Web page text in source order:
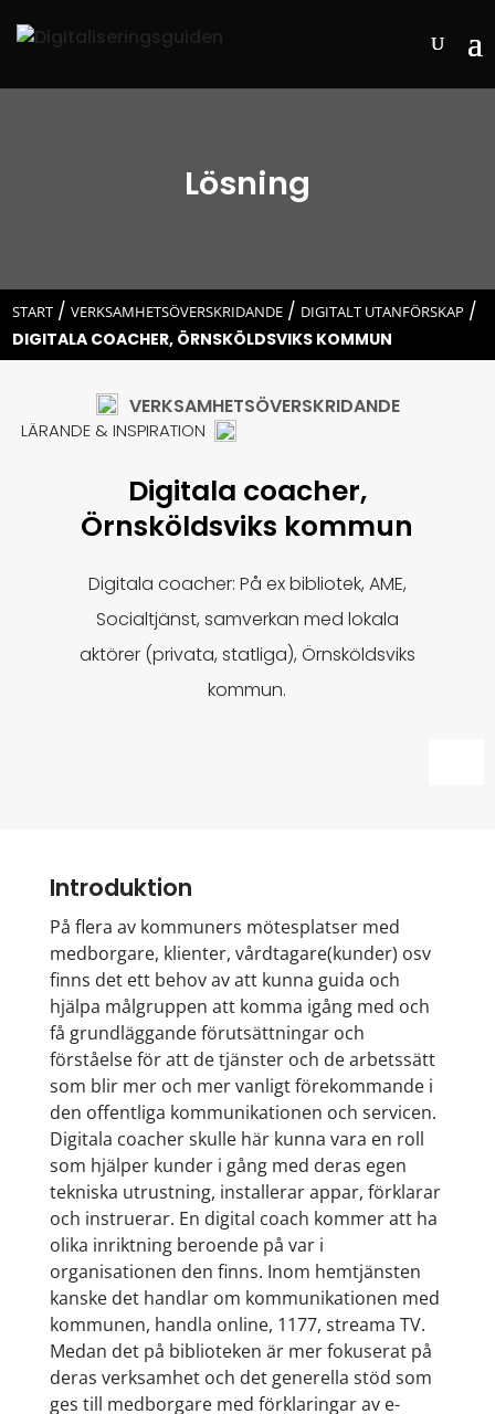
Lösning
START /VERKSAMHETSÖVERSKRIDANDE / DIGITALT UTANFÖRSKAP /
DIGITALA COACHER, ÖRNSKÖLDSVIKS KOMMUN
VERKSAMHETSÖVERSKRIDANDE
LÄRANDE & INSPIRATION
Digitala coacher,
Örnsköldsviks kommun
Digitala coacher: På ex bibliotek, AME,
Socialtjänst, samverkan med lokala
aktörer (privata, statliga), Örnsköldsviks
kommun.
Introduktion
På flera av kommuners mötesplatser med
medborgare, klienter, vårdtagare(kunder) osv
finns det ett behov av att kunna guida och
hjälpa målgruppen att komma igång med och
få grundläggande förutsättningar och
förståelse för att de tjänster och de arbetssätt
som blir mer och mer vanligt förekommande i
den offentliga kommunikationen och servicen.
Digitala coacher skulle här kunna vara en roll
som hjälper kunder i gång med deras egen
tekniska utrustning, installerar appar, förklarar
och instruerar. En digital coach kommer att ha
olika inriktning beroende på var i
organisationen den finns. Inom hemtjänsten
kanske det handlar om kommunikationen med
kommunen, handla online, 1177, streama TV.
Medan det på biblioteken är mer fokuserat på
deras verksamhet och det generella stöd som
ges till medborgare med förklaringar av e-